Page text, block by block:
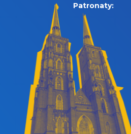
Patronaty: